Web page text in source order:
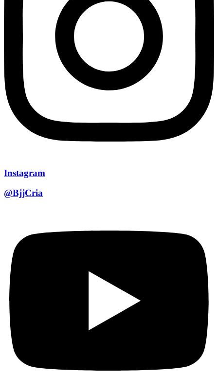
Instagram
@BjjCria